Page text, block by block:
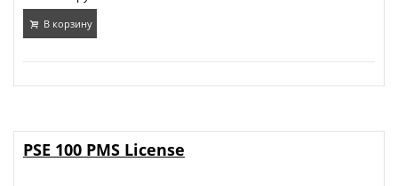
В корзину
PSE 100 PMS License